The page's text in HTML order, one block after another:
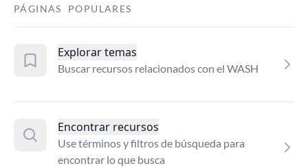
PÁGINAS POPULARES
Explorar temas
Buscar recursos relacionados con el WASH
Encontrar recursos
Use términos y filtros de búsqueda para
encontrar lo que busca